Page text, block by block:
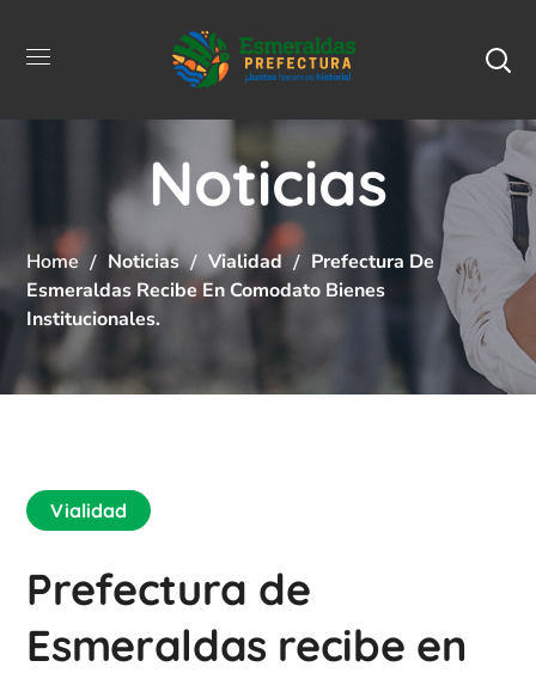
Noticias
Home Noticias Vialidad
Prefectura De
Esmeraldas Recibe En Comodato Bienes
Institucionales.
Vialidad
Prefectura de
Esmeraldas recibe en